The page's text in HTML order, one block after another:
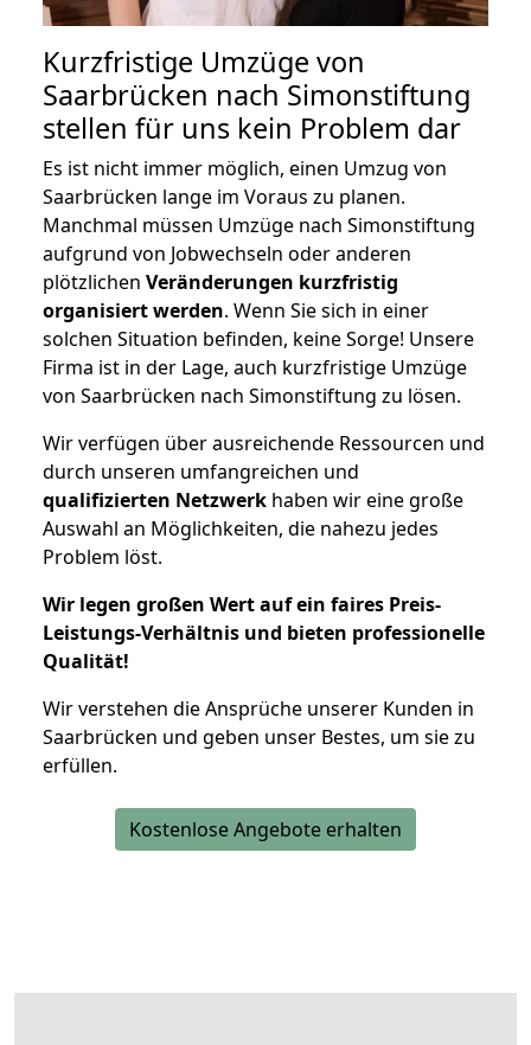
Kurzfristige Umzüge von
Saarbrücken nach Simonstiftung
stellen für uns kein Problem dar
Es ist nicht immer möglich, einen Umzug von
Saarbrücken lange im Voraus zu planen.
Manchmal müssen Umzüge nach Simonstiftung
aufgrund von Jobwechseln oder anderen
plötzlichen Veränderungen kurzfristig
organisiert werden. Wenn Sie sich in einer
solchen Situation befinden, keine Sorge! Unsere
Firma ist in der Lage, auch kurzfristige Umzüge
von Saarbrücken nach Simonstiftung zu lösen.
Wir verfügen über ausreichende Ressourcen und
durch unseren umfangreichen und
qualifizierten Netzwerk haben wir eine große
Auswahl an Möglichkeiten, die nahezu jedes
Problem löst.
Wir legen großen Wert auf ein faires Preis-
Leistungs-Verhältnis und bieten professionelle
Qualität!
Wir verstehen die Ansprüche unserer Kunden in
Saarbrücken und geben unser Bestes, um sie zu
erfüllen.
Kostenlose Angebote erhalten